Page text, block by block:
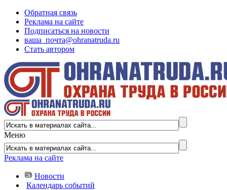
Обратная связь
Реклама на сайте
Подписаться на новости
ваша_почта@ohranatruda.ru
Стать автором
Меню
Реклама на сайте
Новости
Календарь событий